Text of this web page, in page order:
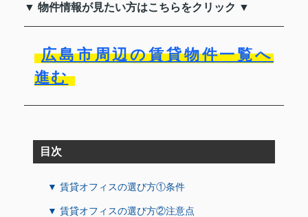
▼ 物件情報が見たい方はこちらをクリック ▼
広島市周辺の賃貸物件一覧へ
進む
目次
▼ 賃貸オフィスの選び方①条件
▼ 賃貸オフィスの選び方②注意点